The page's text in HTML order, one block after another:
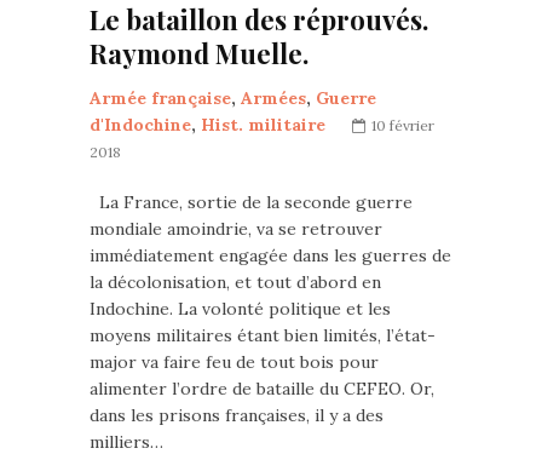
Le bataillon des réprouvés.
Raymond Muelle.
Armée française, Armées, Guerre
d'Indochine, Hist. militaire
10 février
2018
La France, sortie de la seconde guerre
mondiale amoindrie, va se retrouver
immédiatement engagée dans les guerres de
la décolonisation, et tout d’abord en
Indochine. La volonté politique et les
moyens militaires étant bien limités, l’état-
major va faire feu de tout bois pour
alimenter l’ordre de bataille du CEFEO. Or,
dans les prisons françaises, il y a des
milliers…